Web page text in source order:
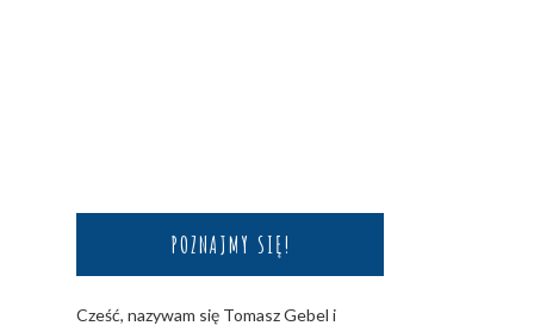
POZNAJMY SIĘ!
Cześć, nazywam się Tomasz Gebel i